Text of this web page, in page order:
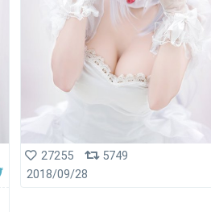
27255
5749
2018/09/28